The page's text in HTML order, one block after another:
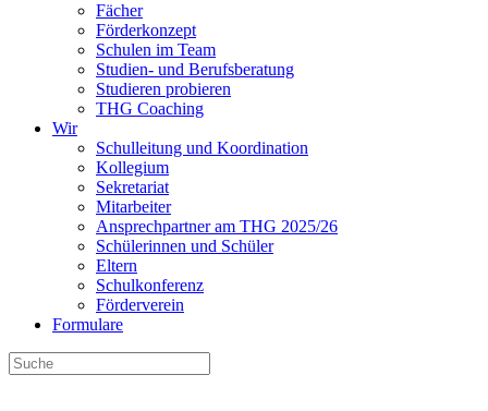
Fächer
Förderkonzept
Schulen im Team
Studien- und Berufsberatung
Studieren probieren
THG Coaching
Wir
Schulleitung und Koordination
Kollegium
Sekretariat
Mitarbeiter
Ansprechpartner am THG 2025/26
Schülerinnen und Schüler
Eltern
Schulkonferenz
Förderverein
Formulare